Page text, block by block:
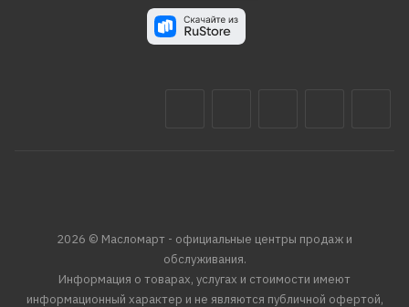
2026 © Масломарт - официальные центры продаж и
обслуживания.
Информация о товарах, услугах и стоимости имеют
информационный характер и не являются публичной офертой,